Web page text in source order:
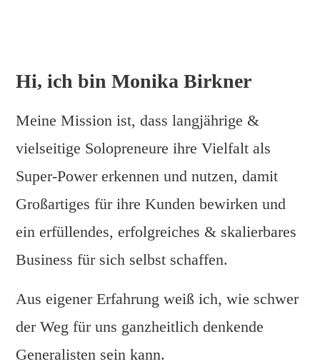
Hi, ich bin Monika Birkner
Meine Mission ist, dass langjährige &
vielseitige Solopreneure ihre Vielfalt als
Super-Power erkennen und nutzen, damit
Großartiges für ihre Kunden bewirken und
ein erfüllendes, erfolgreiches & skalierbares
Business für sich selbst schaffen.
Aus eigener Erfahrung weiß ich, wie schwer
der Weg für uns ganzheitlich denkende
Generalisten sein kann.